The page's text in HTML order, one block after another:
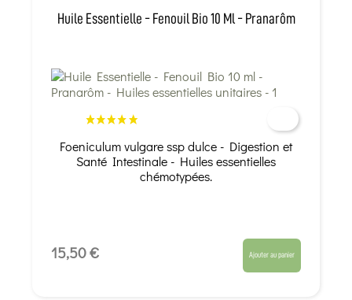
Huile Essentielle - Fenouil Bio 10 Ml - Pranarôm
Foeniculum vulgare ssp dulce - Digestion et
Santé Intestinale - Huiles essentielles
chémotypées.
15,50 € Ajouter au panier